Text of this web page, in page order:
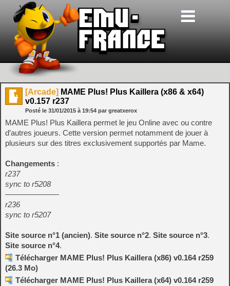
[Arcade] MAME Plus! Plus Kaillera (x86 & x64)
v0.157 r237
Posté le 31/01/2015 à 19:54 par greatxerox
MAME Plus! Plus Kaillera permet le jeu Online avec ou contre
d’autres joueurs. Cette version permet notamment de jouer à
plusieurs sur des titres exclusivement supportés par Mame.
Changements :
r237
sync to r5208
———————
r236
sync to r5207
Site source n°1 (ancien). Site source n°2. Site source n°3.
Site source n°4.
Télécharger MAME Plus! Plus Kaillera (x86) v0.164 r259
(26.3 Mo)
Télécharger MAME Plus! Plus Kaillera (x64) v0.164 r259